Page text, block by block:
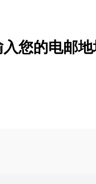
您的电邮地